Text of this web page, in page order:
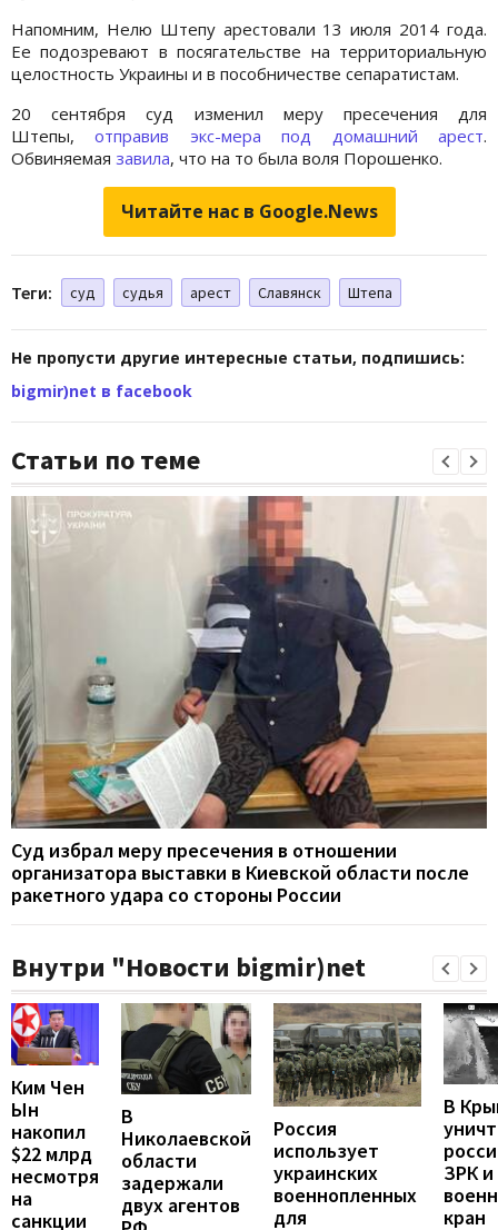
Напомним, Нелю Штепу арестовали 13 июля 2014 года.
Ее подозревают в посягательстве на территориальную
целостность Украины и в пособничестве сепаратистам.
20 сентября суд изменил меру пресечения для
Штепы,отправив экс-мера под домашний арест.
Обвиняемая завила, что на то была воля Порошенко.
Читайте нас в Google.News
Теги: суд судья арест Славянск Штепа
Не пропусти другие интересные статьи, подпишись:
bigmir)net в facebook
Статьи по теме
Суд избрал меру пресечения в отношении
организатора выставки в Киевской области после
ракетного удара со стороны России
Внутри "Новости bigmir)net
Ким Чен
Ын
накопил
$22 млрд
несмотря
на
санкции
В
Николаевской
области
задержали
двух агентов
Россия
использует
украинских
военнопленных
для
В
ЗРК и
кран